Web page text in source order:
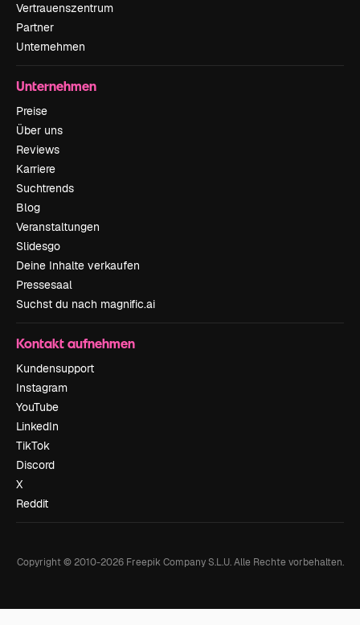
Vertrauenszentrum
Partner
Unternehmen
Unternehmen
Preise
Über uns
Reviews
Karriere
Suchtrends
Blog
Veranstaltungen
Slidesgo
Deine Inhalte verkaufen
Pressesaal
Suchst du nach magnific.ai
Kontakt aufnehmen
Kundensupport
Instagram
YouTube
LinkedIn
TikTok
Discord
X
Reddit
Copyright © 2010-2026Freepik Company S.L.U. Alle Rechte vorbehalten.